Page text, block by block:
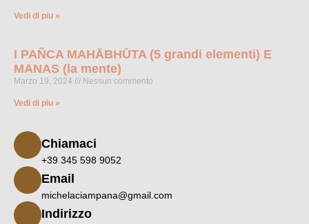
Vedi di piu »
I PAÑCA MAHĀBHŪTA (5 grandi elementi) E
MANAS (la mente)
Marzo 19, 2024 Nessun commento
Vedi di piu »
Chiamaci
+39 345 598 9052
Email
michelaciampana@gmail.com
Indirizzo